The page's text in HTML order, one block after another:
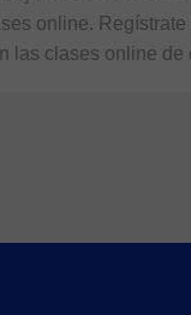
online.
las clases online de